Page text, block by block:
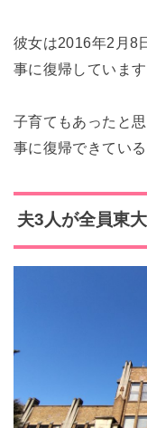
彼女は2016年2月8
事に復帰しています
子育てもあったと
事に復帰できている
夫3人が全員東